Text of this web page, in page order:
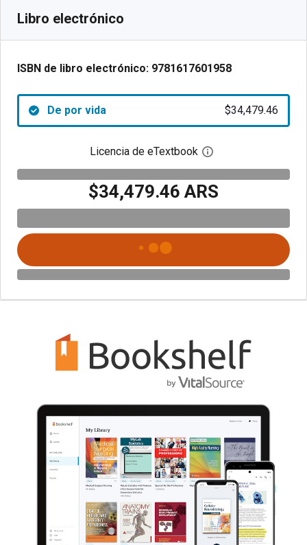
Libro electrónico
ISBN de libro electrónico: 9781617601958
De por vida $34,479.46
Licencia de eTextbook Abre el cuadro de
$34,479.46 ARS